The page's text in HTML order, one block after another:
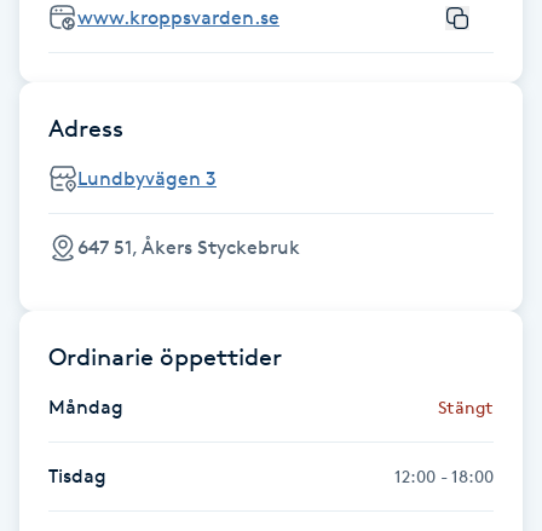
Fransrengöring
Frekvensterapi
Friskvårdsmassage
Funktionsanalys
Färgning
Föning
www.kroppsvarden.se
Adress
Lundbyvägen 3
647 51, Åkers Styckebruk
Ordinarie öppettider
Måndag Stängt
Tisdag 12:00 - 18:00